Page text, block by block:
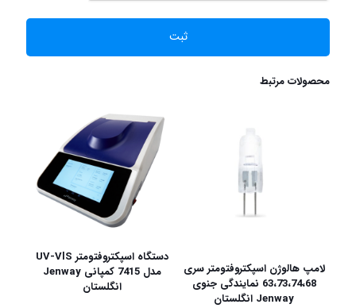
محصولات مرتبط
لامپ هالوژن اسپکتروفتومتر سری
63،73،74،68 نمایندگی جنوی
Jenway انگلستان
دستگاه اسپکتروفتومتر UV-VlS
مدل 7415 کمپانی Jenway
انگلستان